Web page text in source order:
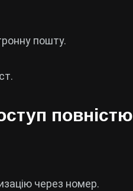
пошту.
повністю
через номер.